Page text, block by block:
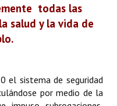
todas las
salud y la vida de
el sistema de seguridad
por medio de la